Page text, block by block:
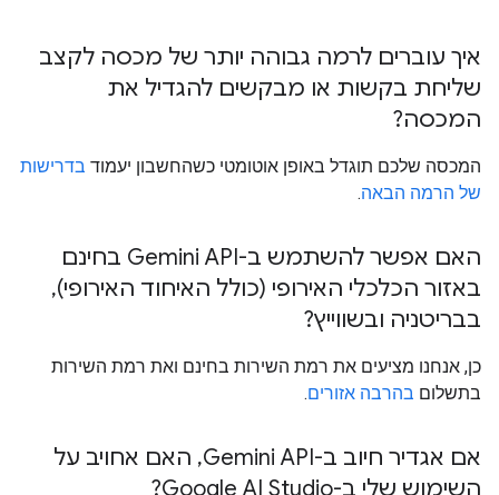
איך עוברים לרמה גבוהה יותר של מכסה לקצב
שליחת בקשות או מבקשים להגדיל את
המכסה?
המכסה שלכם תוגדל באופן אוטומטי כשהחשבון יעמוד בדרישות
של הרמה הבאה.
האם אפשר להשתמש ב-Gemini API בחינם
באזור הכלכלי האירופי (כולל האיחוד האירופי),
בבריטניה ובשווייץ?
כן, אנחנו מציעים את רמת השירות בחינם ואת רמת השירות
בתשלום בהרבה אזורים.
אם אגדיר חיוב ב-Gemini API , האם אחויב על
השימוש שלי ב-Google AI Studio?